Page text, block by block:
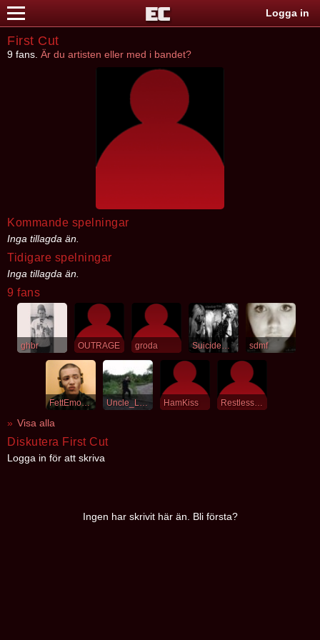
Logga in
First Cut
9 fans. Är du artisten eller med i bandet?
Kommande spelningar
Inga tillagda än.
Tidigare spelningar
Inga tillagda än.
9 fans
ghbr OUTRAGE groda SuicideCommando sdmf
FettEmoHaha Uncle_Lazybeard HamKiss RestlessYouth
Visa alla
Diskutera First Cut
Logga in för att skriva
Ingen har skrivit här än. Bli första?